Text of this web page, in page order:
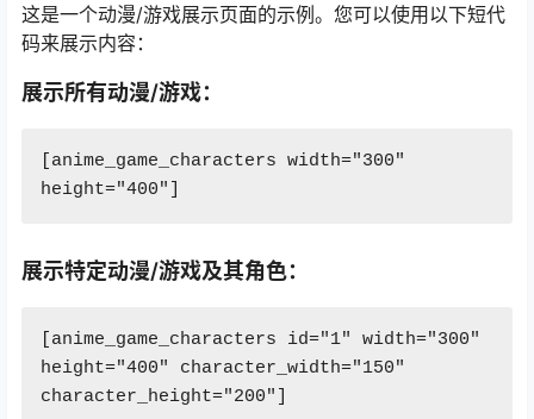
这是一个动漫/游戏展示页面的示例。您可以使用以下短代
码来展示内容：
展示所有动漫/游戏：
[anime_game_characters width="300"
height="400"]
展示特定动漫/游戏及其角色：
[anime_game_characters id="1" width="300"
height="400" character_width="150"
character_height="200"]